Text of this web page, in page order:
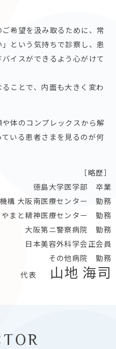
希望を汲み取るために、常
という気持ちで診察し、患
イスができるよう心がけて
ことで、内面も大きく変わ
体のコンプレックスから解
いる患者さまを見るのが何
［略歴］
徳島大学医学部 卒業
構 大阪南医療センター 勤務
やまと精神医療センター 勤務
大阪第ニ警察病院 勤務
日本美容外科学会正会員
その他病院 勤務
代表
山地 海司